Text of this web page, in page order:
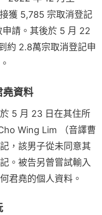
獲 5,785 宗取消登記
請。其後於 5 月 22
約 2.8萬宗取消登記申
堯資料
5 月 23 日在其住所
Wing Lim （音譯曹
，該男子從未同意其
。被告另曾嘗試輸入
君堯的個人資料。